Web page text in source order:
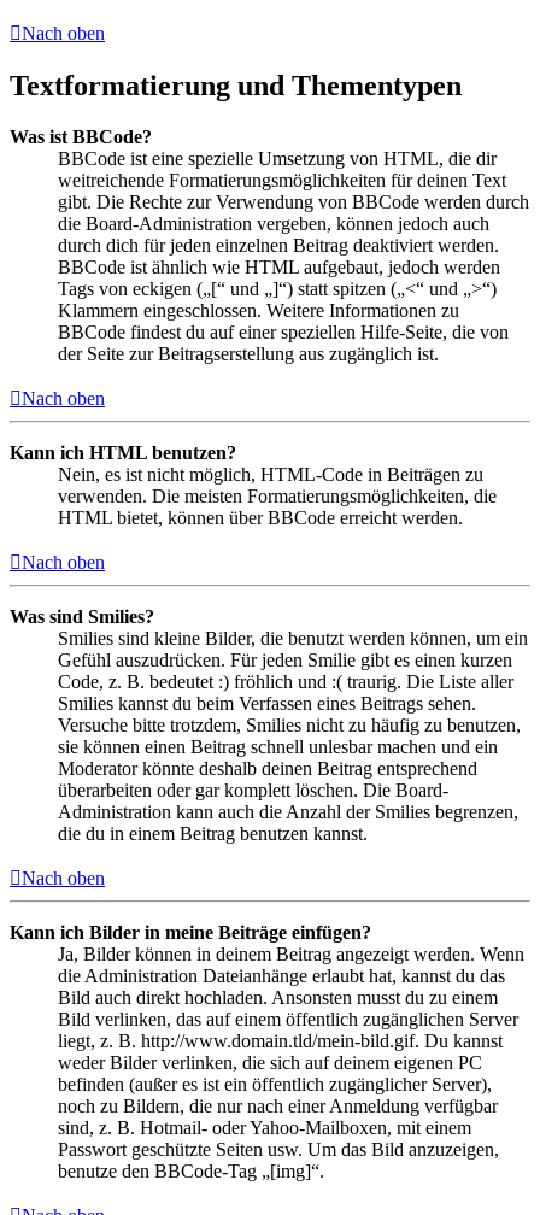
Nach oben
Textformatierung und Thementypen
Was ist BBCode?
BBCode ist eine spezielle Umsetzung von HTML, die dir
weitreichende Formatierungsmöglichkeiten für deinen Text
gibt. Die Rechte zur Verwendung von BBCode werden durch
die Board-Administration vergeben, können jedoch auch
durch dich für jeden einzelnen Beitrag deaktiviert werden.
BBCode ist ähnlich wie HTML aufgebaut, jedoch werden
Tags von eckigen („[“ und „]“) statt spitzen („<“ und „>“)
Klammern eingeschlossen. Weitere Informationen zu
BBCode findest du auf einer speziellen Hilfe-Seite, die von
der Seite zur Beitragserstellung aus zugänglich ist.
Nach oben
Kann ich HTML benutzen?
Nein, es ist nicht möglich, HTML-Code in Beiträgen zu
verwenden. Die meisten Formatierungsmöglichkeiten, die
HTML bietet, können über BBCode erreicht werden.
Nach oben
Was sind Smilies?
Smilies sind kleine Bilder, die benutzt werden können, um ein
Gefühl auszudrücken. Für jeden Smilie gibt es einen kurzen
Code, z. B. bedeutet :) fröhlich und :( traurig. Die Liste aller
Smilies kannst du beim Verfassen eines Beitrags sehen.
Versuche bitte trotzdem, Smilies nicht zu häufig zu benutzen,
sie können einen Beitrag schnell unlesbar machen und ein
Moderator könnte deshalb deinen Beitrag entsprechend
überarbeiten oder gar komplett löschen. Die Board-
Administration kann auch die Anzahl der Smilies begrenzen,
die du in einem Beitrag benutzen kannst.
Nach oben
Kann ich Bilder in meine Beiträge einfügen?
Ja, Bilder können in deinem Beitrag angezeigt werden. Wenn
die Administration Dateianhänge erlaubt hat, kannst du das
Bild auch direkt hochladen. Ansonsten musst du zu einem
Bild verlinken, das auf einem öffentlich zugänglichen Server
liegt, z. B. http://www.domain.tld/mein-bild.gif. Du kannst
weder Bilder verlinken, die sich auf deinem eigenen PC
befinden (außer es ist ein öffentlich zugänglicher Server),
noch zu Bildern, die nur nach einer Anmeldung verfügbar
sind, z. B. Hotmail- oder Yahoo-Mailboxen, mit einem
Passwort geschützte Seiten usw. Um das Bild anzuzeigen,
benutze den BBCode-Tag „[img]“.